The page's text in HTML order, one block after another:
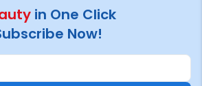
in One Click
Now!